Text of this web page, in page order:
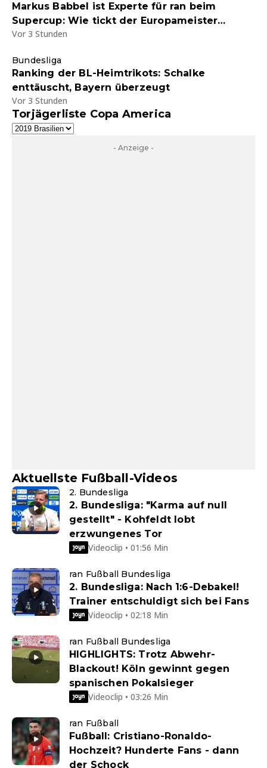
Markus Babbel ist Experte für ran beim
Supercup: Wie tickt der Europameister
privat?
Vor 3 Stunden
Bundesliga
Ranking der BL-Heimtrikots: Schalke
enttäuscht, Bayern überzeugt
Vor 3 Stunden
Torjägerliste Copa America
- Anzeige -
Aktuellste Fußball-Videos
2. Bundesliga
2. Bundesliga: "Karma auf null
gestellt" - Kohfeldt lobt
erzwungenes Tor
Videoclip • 01:56 Min
ran Fußball Bundesliga
2. Bundesliga: Nach 1:6-Debakel!
Trainer entschuldigt sich bei Fans
Videoclip • 02:18 Min
ran Fußball Bundesliga
HIGHLIGHTS: Trotz Abwehr-
Blackout! Köln gewinnt gegen
spanischen Pokalsieger
Videoclip • 03:26 Min
ran Fußball
Fußball: Cristiano-Ronaldo-
Hochzeit? Hunderte Fans - dann
der Schock